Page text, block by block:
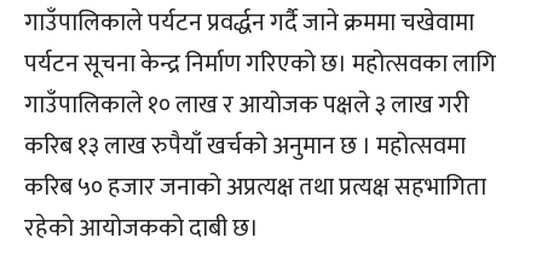
गाउँपालिकाले पर्यटन प्रवर्द्धन गर्दै जाने क्रममा चखेवामा
पर्यटन सूचना केन्द्र निर्माण गरिएको छ। महोत्सवका लागि
गाउँपालिकाले १० लाख र आयोजक पक्षले ३ लाख गरी
करिब १३ लाख रुपैयाँ खर्चको अनुमान छ । महोत्सवमा
करिब ५० हजार जनाको अप्रत्यक्ष तथा प्रत्यक्ष सहभागिता
रहेको आयोजकको दाबी छ।